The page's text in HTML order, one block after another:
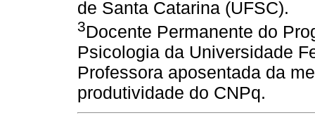
de Santa Catarina (UFSC).
3Docente Permanente do
Psicologia da Universidade
Professora aposentada da
produtividade do CNPq.